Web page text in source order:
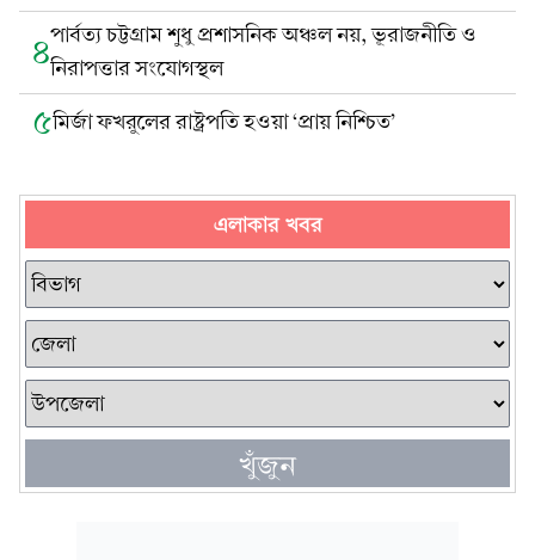
৪পার্বত্য চট্টগ্রাম শুধু প্রশাসনিক অঞ্চল নয়, ভূরাজনীতি ও
নিরাপত্তার সংযোগস্থল
৫মির্জা ফখরুলের রাষ্ট্রপতি হওয়া ‘প্রায় নিশ্চিত’
এলাকার খবর
খুঁজুন